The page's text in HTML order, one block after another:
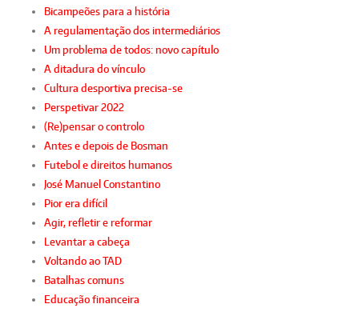
Bicampeões para a história
A regulamentação dos intermediários
Um problema de todos: novo capítulo
A ditadura do vínculo
Cultura desportiva precisa-se
Perspetivar 2022
(Re)pensar o controlo
Antes e depois de Bosman
Futebol e direitos humanos
José Manuel Constantino
Pior era difícil
Agir, refletir e reformar
Levantar a cabeça
Voltando ao TAD
Batalhas comuns
Educação financeira